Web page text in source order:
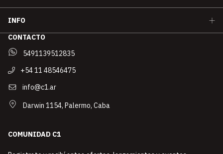
INFO
CONTACTO
5491139512835
+54 11 48546475
info@c1.ar
Darwin 1154, Palermo, Caba
COMUNIDAD C1